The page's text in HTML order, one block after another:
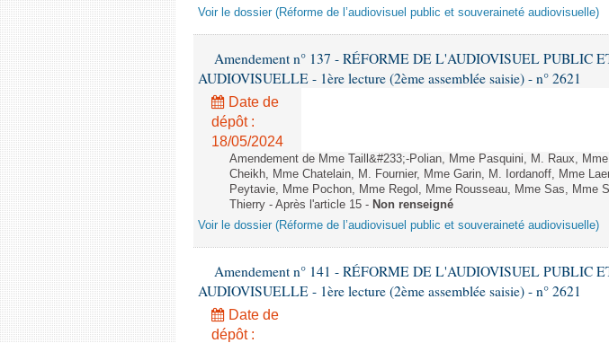
Voir le dossier (Réforme de l’audiovisuel public et souveraineté audiovisuelle)
Amendement n° 137 - RÉFORME DE L'AUDIOVISUEL PUBLIC
AUDIOVISUELLE - 1ère lecture (2ème assemblée saisie) - n° 2621
Date de
dépôt :
18/05/2024
Amendement de Mme Taill&#233;-Polian, Mme Pasquini, M. Raux,
Cheikh, Mme Chatelain, M. Fournier, Mme Garin, M. Iordanoff, Mme
Peytavie, Mme Pochon, Mme Regol, Mme Rousseau, Mme Sas, Mme
Thierry - Après l'article 15 - Non renseigné
Voir le dossier (Réforme de l’audiovisuel public et souveraineté audiovisuelle)
Amendement n° 141 - RÉFORME DE L'AUDIOVISUEL PUBLIC
AUDIOVISUELLE - 1ère lecture (2ème assemblée saisie) - n° 2621
Date de
dépôt :